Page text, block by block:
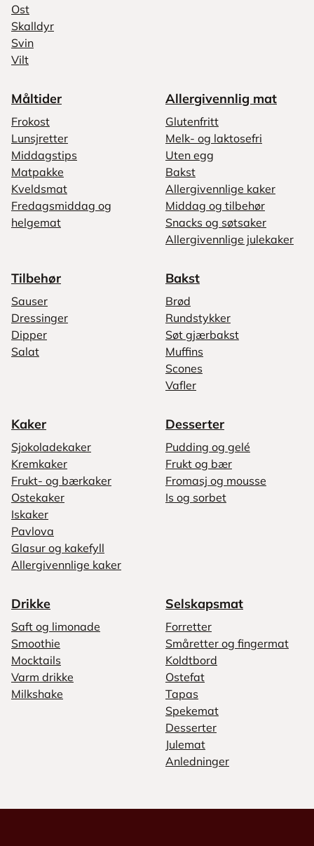
Ost
Skalldyr
Svin
Vilt
Måltider
Frokost
Lunsjretter
Middagstips
Matpakke
Kveldsmat
Fredagsmiddag og
helgemat
Allergivennlig mat
Glutenfritt
Melk- og laktosefri
Uten egg
Bakst
Allergivennlige kaker
Middag og tilbehør
Snacks og søtsaker
Allergivennlige julekaker
Tilbehør
Sauser
Dressinger
Dipper
Salat
Bakst
Brød
Rundstykker
Søt gjærbakst
Muffins
Scones
Vafler
Kaker
Sjokoladekaker
Kremkaker
Frukt- og bærkaker
Ostekaker
Iskaker
Pavlova
Glasur og kakefyll
Allergivennlige kaker
Desserter
Pudding og gelé
Frukt og bær
Fromasj og mousse
Is og sorbet
Drikke
Saft og limonade
Smoothie
Mocktails
Varm drikke
Milkshake
Selskapsmat
Forretter
Småretter og fingermat
Koldtbord
Ostefat
Tapas
Spekemat
Desserter
Julemat
Anledninger